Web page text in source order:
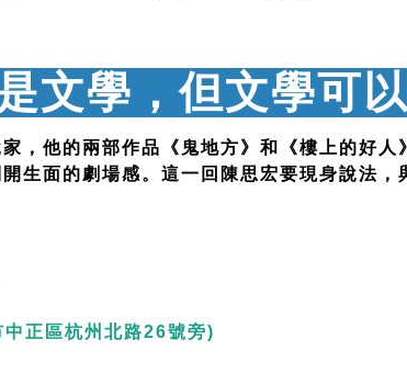
文學，但文學可
，他的兩部作品《鬼地方》和《樓上的好人
生面的劇場感。這一回陳思宏要現身說法，
正區杭州北路26號旁)